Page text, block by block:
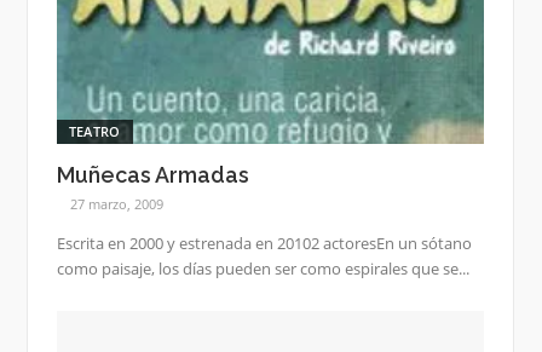
TEATRO
Muñecas Armadas
27 marzo, 2009
Escrita en 2000 y estrenada en 20102 actoresEn un sótano
como paisaje, los días pueden ser como espirales que se...